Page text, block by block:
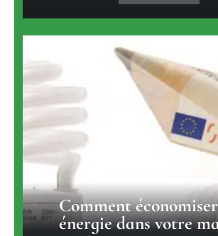
Comment
énergie dans votre